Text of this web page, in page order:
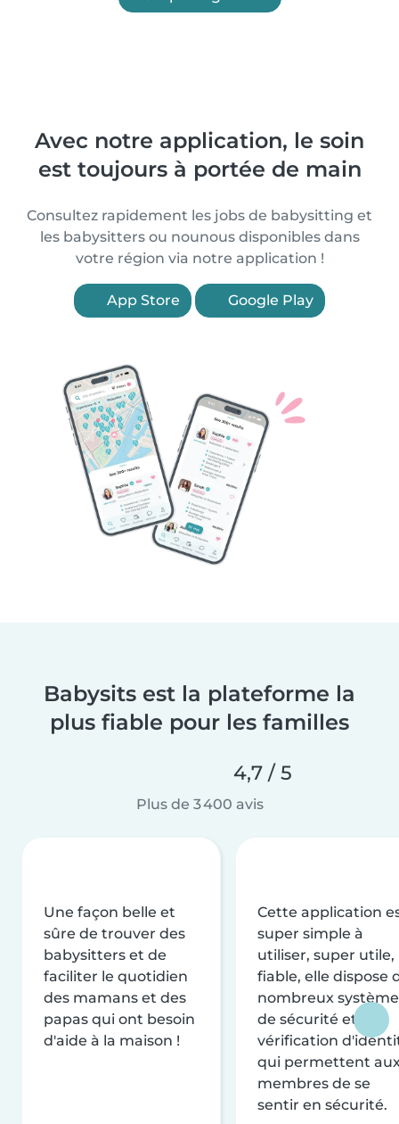
Avec notre application, le soin
est toujours à portée de main
Consultez rapidement les jobs de babysitting et
les babysitters ou nounous disponibles dans
votre région via notre application !
App Store Google Play
Babysits est la plateforme la
plus fiable pour les familles
4,7 / 5
Plus de 3 400 avis
Une façon belle et
sûre de trouver des
babysitters et de
faciliter le quotidien
des mamans et des
papas qui ont besoin
d'aide à la maison !
Cette application
super simple à
utiliser, super utile,
fiable, elle dispose
nombreux
de sécurité et de
vérification
qui permettent
membres de se
sentir en sécurité.